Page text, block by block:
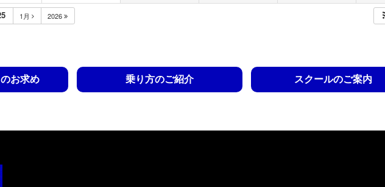
1月 2026
お求め 乗り方のご紹介 スクールのご案内